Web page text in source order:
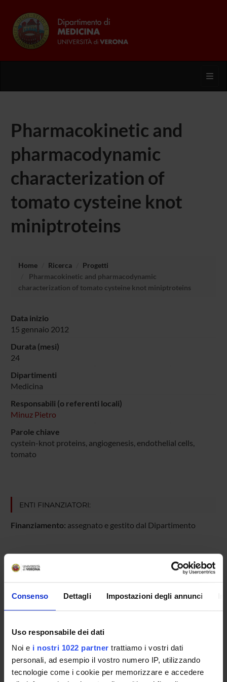
Consenso Dettagli Impostazioni degli annunci
Uso responsabile dei dati
Noi e i nostri 1022 partner trattiamo i vostri dati
personali, ad esempio il vostro numero IP, utilizzando
tecnologie come i cookie per memorizzare e accedere
Pharmacokinetic and
pharmacodynamic
characterization of
tomato cysteine knot
miniptroteins
Home Ricerca
Progetti
Pharmacokinetic and pharmacodynamic
characterization of tomato cysteine knot miniptroteins
Data inizio
15 gennaio 2012
Durata (mesi)
24
Dipartimenti
Medicina
Responsabili (o referenti locali)
Minuz Pietro
Parole chiave
cystein-knot proteins, angiogenesis, endothelial cells,
tomato
ENTI FINANZIATORI:
Finanziamento: assegnato e gestito dal Dipartimento
PARTECIPANTI AL PROGETTO
Pietro Minuz
Studioso Senior
Barbara Molesini
Professore associato